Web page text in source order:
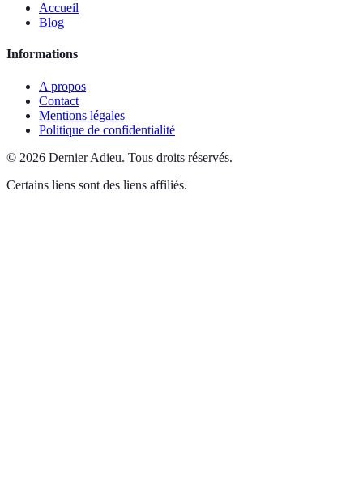
Accueil
Blog
Informations
A propos
Contact
Mentions légales
Politique de confidentialité
© 2026 Dernier Adieu. Tous droits réservés.
Certains liens sont des liens affiliés.